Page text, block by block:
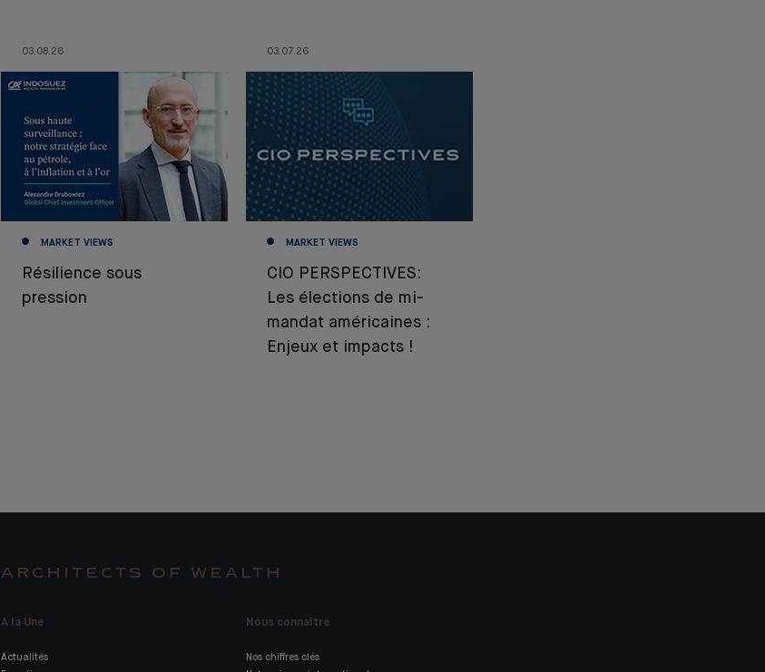
03.08.26
MARKET VIEWS
Résilience sous
pression
03.07.26
MARKET VIEWS
CIO PERSPECTIVES:
Les élections de mi-
mandat américaines :
Enjeux et impacts !
ARCHITECTS OF WEALTH
A la Une
Actualités
Nous connaître
Nos chiffres clés